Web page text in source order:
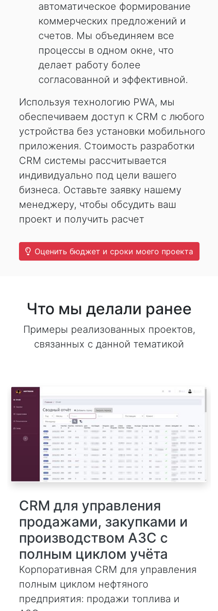
автоматическое формирование
коммерческих предложений и
счетов. Мы объединяем все
процессы в одном окне, что
делает работу более
согласованной и эффективной.
Используя технологию PWA, мы
обеспечиваем доступ к CRM с любого
устройства без установки мобильного
приложения. Стоимость разработки
CRM системы рассчитывается
индивидуально под цели вашего
бизнеса. Оставьте заявку нашему
менеджеру, чтобы обсудить ваш
проект и получить расчет
Оценить бюджет и сроки моего проекта
Что мы делали ранее
Примеры реализованных проектов,
связанных с данной тематикой
CRM для управления
продажами, закупками и
производством АЗС с
полным циклом учёта
Корпоративная CRM для управления
полным циклом нефтяного
предприятия: продажи топлива и